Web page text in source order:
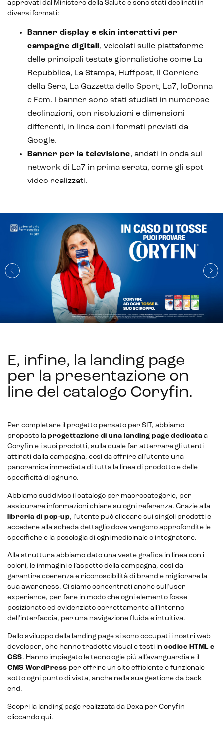
approvati dal Ministero della Salute e sono stati declinati in
diversi formati:
Banner display e skin interattivi per
campagne digitali, veicolati sulle piattaforme
delle principali testate giornalistiche come La
Repubblica, La Stampa, Huffpost, Il Corriere
della Sera, La Gazzetta dello Sport, La7, IoDonna
e Fem. I banner sono stati studiati in numerose
declinazioni, con risoluzioni e dimensioni
differenti, in linea con i formati previsti da
Google.
Banner per la televisione, andati in onda sul
network di La7 in prima serata, come gli spot
video realizzati.
E, infine, la landing page
per la presentazione on
line del catalogo Coryfin.
Per completare il progetto pensato per SIT, abbiamo
proposto la progettazione di una landing page dedicata a
Coryfin e i suoi prodotti, sulla quale far atterrare gli utenti
attirati dalla campagna, così da offrire all’utente una
panoramica immediata di tutta la linea di prodotto e delle
specificità di ognuno.
Abbiamo suddiviso il catalogo per macrocategorie, per
assicurare informazioni chiare su ogni referenza. Grazie alla
libreria di pop-up, l’utente può cliccare sui singoli prodotti e
accedere alla scheda dettaglio dove vengono approfondite le
specifiche e la posologia di ogni medicinale o integratore.
Alla struttura abbiamo dato una veste grafica in linea con i
colori, le immagini e l’aspetto della campagna, così da
garantire coerenza e riconoscibilità di brand e migliorare la
sua awareness. Ci siamo concentrati anche sull’user
experience, per fare in modo che ogni elemento fosse
posizionato ed evidenziato correttamente all’interno
dell’interfaccia, per una navigazione fluida e intuitiva.
Dello sviluppo della landing page si sono occupati i nostri web
developer, che hanno tradotto visual e testi in codice HTML e
CSS. Hanno impiegato le tecnologie più all’avanguardia e il
CMS WordPress per offrire un sito efficiente e funzionale
sotto ogni punto di vista, anche nella sua gestione da back
end.
Scopri la landing page realizzata da Dexa per Coryfin
cliccando qui.